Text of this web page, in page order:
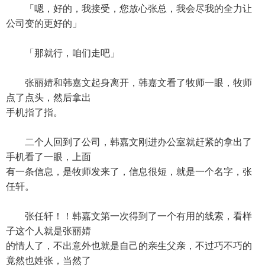
「嗯，好的，我接受，您放心张总，我会尽我的全力让
公司变的更好的」
「那就行，咱们走吧」
张丽婧和韩嘉文起身离开，韩嘉文看了牧师一眼，牧师
点了点头，然后拿出
手机指了指。
二个人回到了公司，韩嘉文刚进办公室就赶紧的拿出了
手机看了一眼，上面
有一条信息，是牧师发来了，信息很短，就是一个名字，张
任轩。
张任轩！！韩嘉文第一次得到了一个有用的线索，看样
子这个人就是张丽婧
的情人了，不出意外也就是自己的亲生父亲，不过巧不巧的
竟然也姓张，当然了